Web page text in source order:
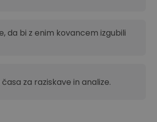
da bi z enim kovancem izgubili
za raziskave in analize.